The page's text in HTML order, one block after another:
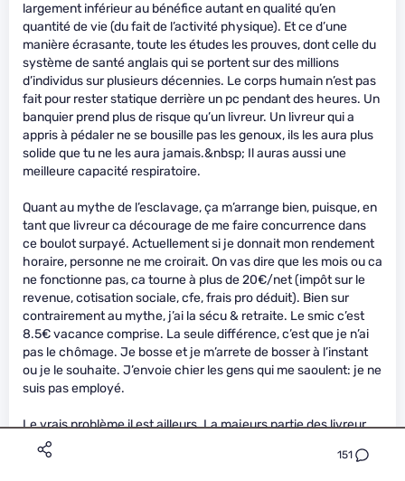
151
largement inférieur au bénéfice autant en qualité qu’en
quantité de vie (du fait de l’activité physique). Et ce d’une
manière écrasante, toute les études les prouves, dont celle du
système de santé anglais qui se portent sur des millions
d’individus sur plusieurs décennies. Le corps humain n’est pas
fait pour rester statique derrière un pc pendant des heures. Un
banquier prend plus de risque qu’un livreur. Un livreur qui a
appris à pédaler ne se bousille pas les genoux, ils les aura plus
solide que tu ne les aura jamais.&nbsp; Il auras aussi une
meilleure capacité respiratoire.
Quant au mythe de l’esclavage, ça m’arrange bien, puisque, en
tant que livreur ca décourage de me faire concurrence dans
ce boulot surpayé. Actuellement si je donnait mon rendement
horaire, personne ne me croirait. On vas dire que les mois ou ca
ne fonctionne pas, ca tourne à plus de 20€/net (impôt sur le
revenue, cotisation sociale, cfe, frais pro déduit). Bien sur
contrairement au mythe, j’ai la sécu & retraite. Le smic c’est
8.5€ vacance comprise. La seule différence, c’est que je n’ai
pas le chômage. Je bosse et je m’arrete de bosser à l’instant
ou je le souhaite. J’envoie chier les gens qui me saoulent: je ne
suis pas employé.
Le vrais problème il est ailleurs. La majeurs partie des livreur
ne le sont que sur un cour laps de temps. Souvent 3 mois, ils ne
comprennent rien a ce qu’ils font, et on un rendement minable